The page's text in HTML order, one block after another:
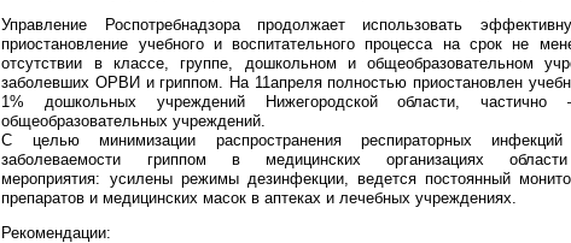
Управление Роспотребнадзора продолжает использовать
приостановление учебного и воспитательного процесса на срок не
отсутствии в классе, группе, дошкольном и общеобразовательном
заболевших ОРВИ и гриппом. На 11апреля полностью приостановлен
1% дошкольных учреждений Нижегородской области,
общеобразовательных учреждений.
С целью минимизации распространения респираторных
заболеваемости гриппом в медицинских организациях
мероприятия: усилены режимы дезинфекции, ведется постоянный
препаратов и медицинских масок в аптеках и лечебных учреждениях.
Рекомендации: